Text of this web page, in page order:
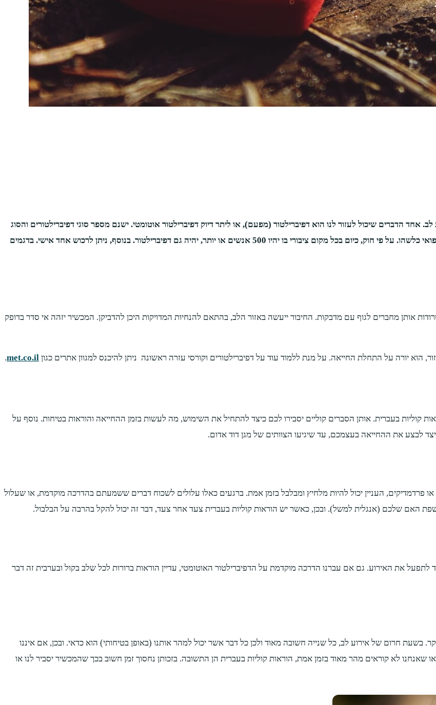
הדברים שיכול לעזור לנו הוא דפיברילטור (מפעם), או ליתר דיוק דפיברילטור אוטומטי. ישנם מספר סוגי דפיברילטורים והסוג
האוטומטי הוא היחיד שכל אדם יכול להפעיל גם מבלי לעבור הסמכה או ידע רפואי כלשהו. על פי חוק, כיום בכל מקום ציבורי בו יהיו 500 אנשים או יותר, יהיה גם דפיברילטור. בנוסף, ניתן לרכוש אחד אישי. בדגמים
(אשר שוקלת כ- 1.5 קילו גרם) ושתי אלקטרודות אותן מחברים לגוף עם מדבקות. החיבור ייעשה באזור הלב, בהתאם להנחיות המדויקות היכן להדביקן. המכשיר יזהה אי סדר בדופק
יורה על התחלת החייאה. על מנת ללמוד עוד על דפיברילטורים וקורסי עזרה ראשונה ניתן להיכנס למגוון אתרים כגון met.co.il
.
קוליות בעברית. אותן הסברים קוליים יסבירו לכם כיצד להתחיל את השימוש, מה לעשות בזמן ההחייאה והוראות בטיחות. נוסף על
לבצע את ההחייאה בעצמכם, עד שיגיעו הצוותים של מגן דוד אדום.
פרדמדיקים, העניין יכול להיות מלחיץ ומבלבל בזמן אמת. ברגעים כאלו עלולים לשכוח דברים ששמעתם בהדרכה מוקדמת, או שעלול
האם שלכם (אנגלית למשל). ובכן, כאשר יש הוראות קוליות בעברית צעד אחר צעד, דבר זה יכול להקל בהרבה על הבלבול.
לתפעל את האירוע. גם אם עברנו הדרכה מוקדמת על הדפיברילטור האוטומטי, עדיין הוראות ברורות לכל שלב בקול ובערבית זה דבר
בשעת חרום של אירוע לב, כל שנייה חשובה מאוד ולכן כל דבר אשר יכול למהר אותנו (באופן בטיחותי) הוא כדאי. ובכן, אם איננו
שאנחנו לא קוראים מהר מאוד בזמן אמת, הוראות קוליות בעברית הן התשובה. בזכותן נחסוך זמן חשוב בכך שהמכשיר יסביר לנו או